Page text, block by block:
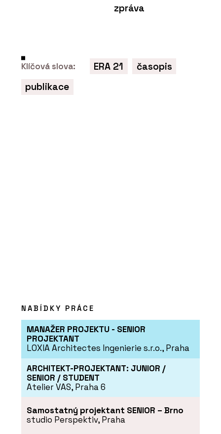
materiál Ytong - Xella
Tvárnice Silka namísto
Triangl v Brně
PRODUKTY
zpráva
Klíčová slova: ERA 21
časopis
publikace
NABÍDKY PRÁCE
MANAŽER PROJEKTU - SENIOR
PROJEKTANT
LOXIA Architectes Ingenierie s.r.o., Praha
ARCHITEKT-PROJEKTANT: JUNIOR /
SENIOR / STUDENT
Atelier VAS, Praha 6
Samostatný projektant SENIOR – Brno
studio Perspektiv, Praha